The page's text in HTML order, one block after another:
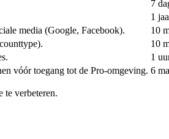
7
1
media (Google, Facebook).
10
10
1
vóór toegang tot de Pro-omgeving. 6
te verbeteren.